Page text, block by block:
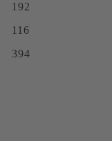
192
116
394